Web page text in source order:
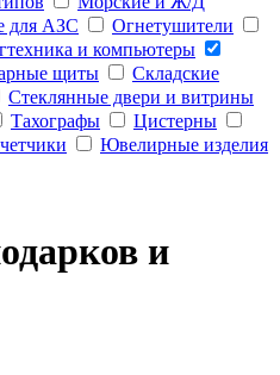
для АЗС
Огнетушители
и компьютеры
щиты
Складские
Стеклянные двери и витрины
Тахографы
Цистерны
Ювелирные изделия
и